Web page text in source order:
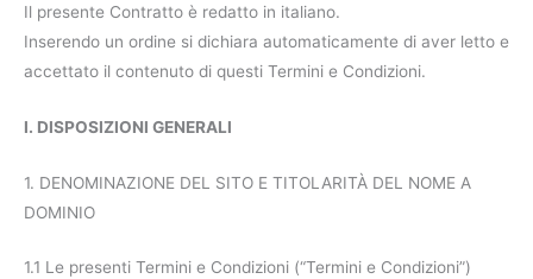
Il presente Contratto è redatto in italiano.
Inserendo un ordine si dichiara automaticamente di aver letto e
accettato il contenuto di questi Termini e Condizioni.
I. DISPOSIZIONI GENERALI
1. DENOMINAZIONE DEL SITO E TITOLARITÀ DEL NOME A
DOMINIO
1.1 Le presenti Termini e Condizioni (“Termini e Condizioni”)